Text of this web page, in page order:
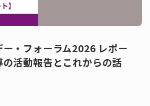
ー・フォーラム2026 レポー
の活動報告とこれからの話